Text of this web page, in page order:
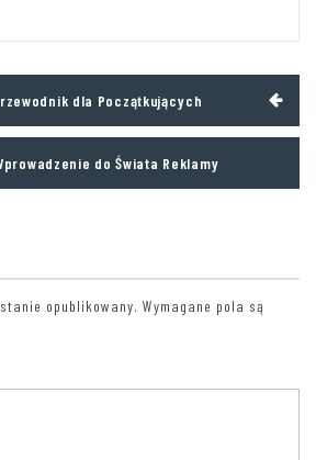
dla Początkujących
do Świata Reklamy
opublikowany. Wymagane pola są